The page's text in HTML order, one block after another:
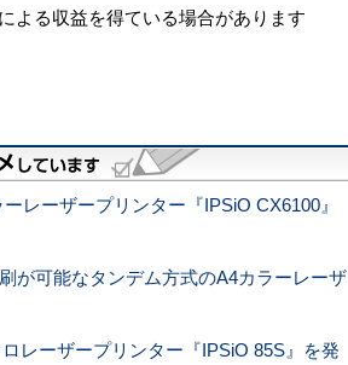
よる収益を得ている場合があります
レーザープリンター『IPSiO CX6100』
が可能なタンデム方式のA4カラーレーザ
レーザープリンター『IPSiO 85S』を発